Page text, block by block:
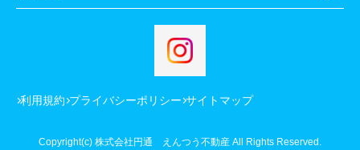
利用規約 プライバシーポリシー サイトマップ
Copyright(c) 株式会社円通 えんつう不動産 All Rights Reserved.